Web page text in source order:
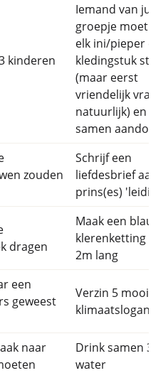
kinderen
Iemand van
groepje moet
elk ini/pieper
kledingstuk
(maar eerst
vriendelijk
natuurlijk) en
samen aandoen
zouden
Schrijf een
liefdesbrief aan
prins(es)
dragen
Maak een
klerenketting
2m lang
een
geweest
Verzin 5 mooie
klimaatslogans
naar
Drink samen 3l
water